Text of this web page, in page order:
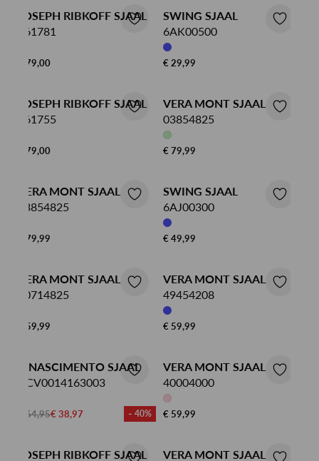
JOSEPH RIBKOFF SJAAL
261781
€ 79,00
SWING SJAAL
6AK00500
€ 29,99
JOSEPH RIBKOFF SJAAL
261755
€ 79,00
VERA MONT SJAAL
03854825
€ 79,99
VERA MONT SJAAL
03854825
€ 79,99
SWING SJAAL
6AJ00300
€ 49,99
VERA MONT SJAAL
00714825
€ 59,99
VERA MONT SJAAL
49454208
€ 59,99
RINASCIMENTO SJAAL
ACV0014163003
€ 64,95€ 38,97 - 40%
VERA MONT SJAAL
40004000
€ 59,99
JOSEPH RIBKOFF SJAAL VERA MONT SJAAL